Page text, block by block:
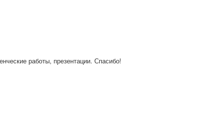
работы, презентации. Спасибо!